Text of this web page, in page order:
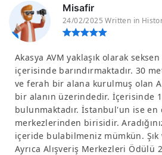
Misafir
24/02/2025 Written in
Akasya AVM yaklaşık olarak
içerisinde barındırmaktadır. 30
ve ferah bir alana kurulmuş olan
bir alanın üzerindedir. İçerisinde
bulunmaktadır. İstanbul'un ise en
merkezlerinden birisidir.
içeride bulabilmeniz mümkün. Şık
Ayrıca Alışveriş Merkezleri Ödülü